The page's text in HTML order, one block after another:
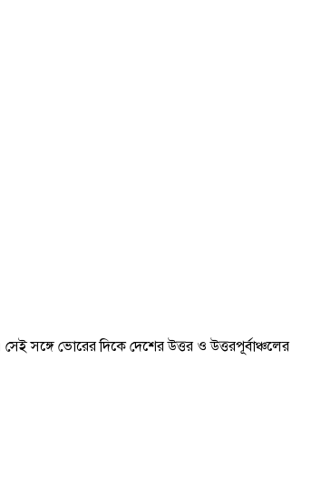
সঙ্গে ভোরের দিকে দেশের উত্তর ও উত্তরপূর্বাঞ্চলের